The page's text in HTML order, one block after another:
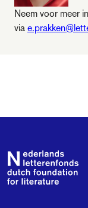
Neem voor meer
via
Footer